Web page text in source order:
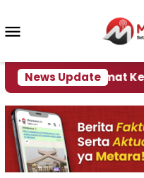
konten
News Update
Kata Pengamat